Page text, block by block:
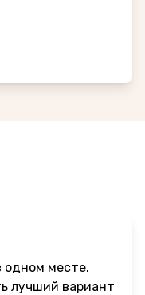
одном месте.
лучший вариант